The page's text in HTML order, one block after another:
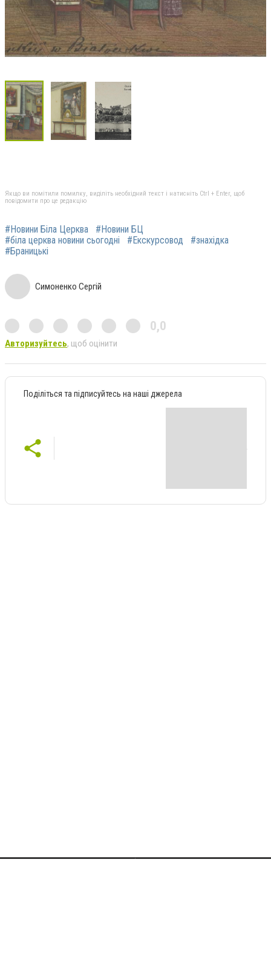
Якщо ви помітили помилку, виділіть необхідний текст і натисніть Ctrl + Enter, щоб
повідомити про це редакцію
#Новини Біла Церква
#Новини БЦ
#біла церква новини сьогодні
#Екскурсовод
#знахідка
#Браницькі
Симоненко Сергій
0,0
Авторизуйтесь, щоб оцінити
Поділіться та підписуйтесь на наші джерела